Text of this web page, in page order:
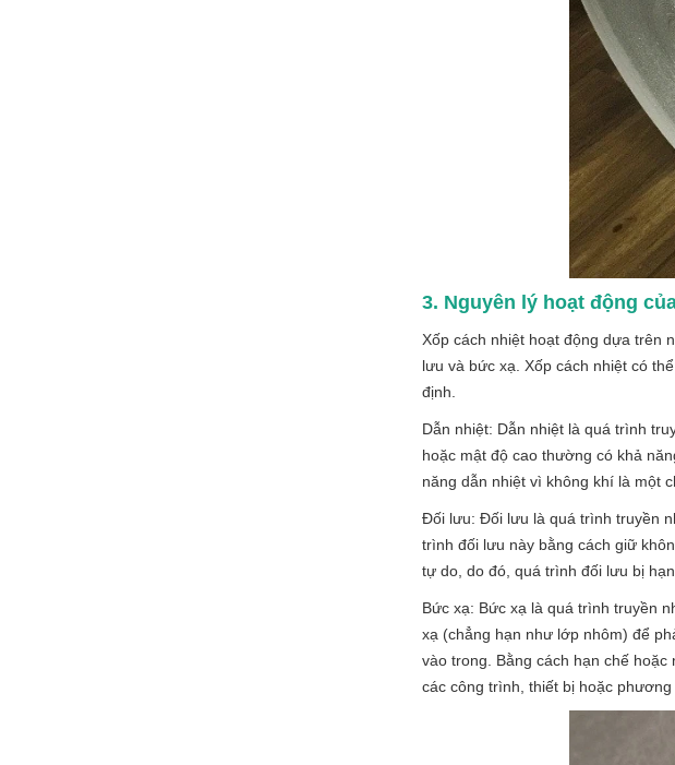
3. Nguyên lý hoạt động
Xốp cách nhiệt hoạt động dựa trên
lưu và bức xạ. Xốp cách nhiệt có
định.
Dẫn nhiệt: Dẫn nhiệt là quá trình
hoặc mật độ cao thường có khả
năng dẫn nhiệt vì không khí là một
Đối lưu: Đối lưu là quá trình truyền
trình đối lưu này bằng cách giữ
tự do, do đó, quá trình đối lưu bị hạn
Bức xạ: Bức xạ là quá trình truyền
xạ (chẳng hạn như lớp nhôm) để
vào trong. Bằng cách hạn chế
các công trình, thiết bị hoặc phương